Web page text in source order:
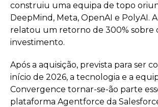
construiu uma equipa de topo
DeepMind, Meta, OpenAI e PolyAI.
relatou um retorno de 300% sobre
investimento.
Após a aquisição, prevista para ser
início de 2026, a tecnologia e a
Convergence tornar-se-ão parte
plataforma Agentforce da